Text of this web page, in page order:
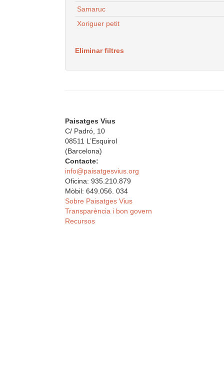
Samaruc
Xoriguer petit
Eliminar filtres
Paisatges Vius
C/ Padró, 10
08511 L’Esquirol
(Barcelona)
Contacte:
info@paisatgesvius.org
Oficina: 935.210.879
Mòbil: 649.056. 034
Sobre Paisatges Vius
Transparència i bon govern
Recursos